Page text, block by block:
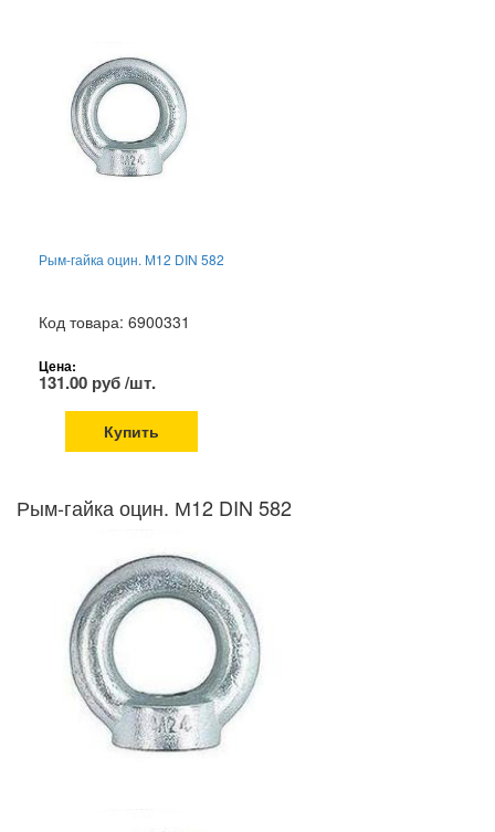
Рым-гайка оцин. М12 DIN 582
Код товара: 6900331
Цена:
131.00 руб /шт.
Купить
Рым-гайка оцин. М12 DIN 582